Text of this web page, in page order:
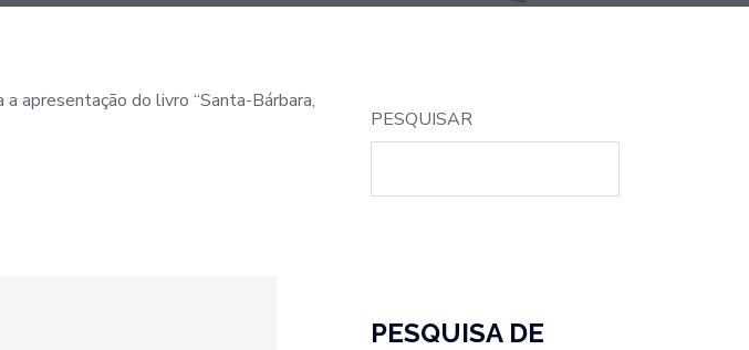
apresentação do livro “Santa-Bárbara,
PESQUISAR
PESQUISA DE